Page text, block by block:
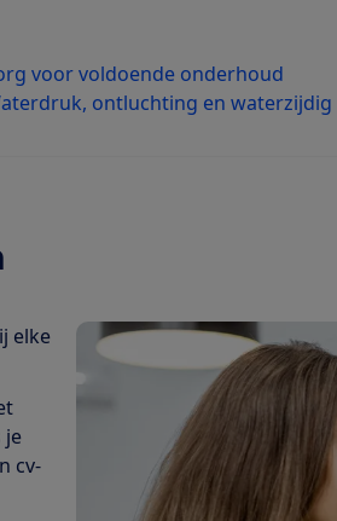
voor voldoende onderhoud
ontluchting en
elke
je
cv-